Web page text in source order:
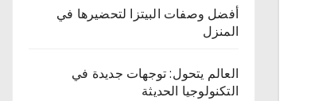
أفضل وصفات البيتزا لتحضيرها في
المنزل
العالم يتحول: توجهات جديدة في
التكنولوجيا الحديثة